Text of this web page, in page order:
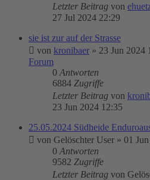
Letzter Beitrag von
27 Jul 2024 22:29
sie ist zur auf der Strasse
von kronibaer » 23 Jun 2024
Forum
0 Antworten
6884 Zugriffe
Letzter Beitrag von
23 Jun 2024 12:35
25.05.2024 Südheide
von Gelöschter User » 01
0 Antworten
9582 Zugriffe
Letzter Beitrag von